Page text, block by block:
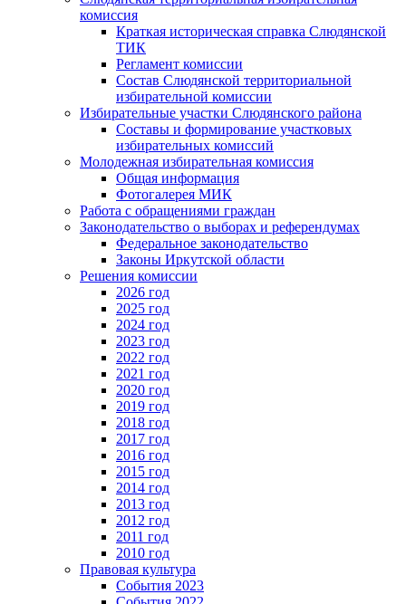
комиссия
Краткая историческая справка Слюдянской
ТИК
Регламент комиссии
Состав Слюдянской территориальной
избирательной комиссии
Избирательные участки Слюдянского района
Составы и формирование участковых
избирательных комиссий
Молодежная избирательная комиссия
Общая информация
Фотогалерея МИК
Работа с обращениями граждан
Законодательство о выборах и референдумах
Федеральное законодательство
Законы Иркутской области
Решения комиссии
2026 год
2025 год
2024 год
2023 год
2022 год
2021 год
2020 год
2019 год
2018 год
2017 год
2016 год
2015 год
2014 год
2013 год
2012 год
2011 год
2010 год
Правовая культура
События 2023